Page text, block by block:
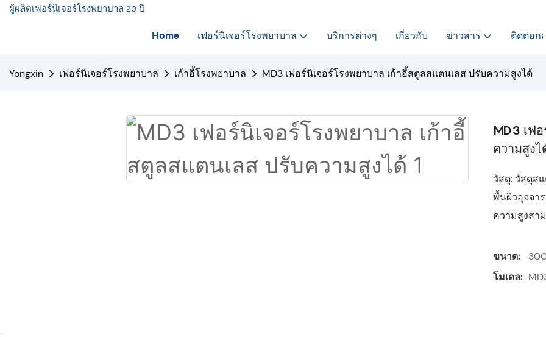
ผู้ผลิตเฟอร์นิเจอร์โรงพยาบาล 20 ปี
Home เฟอร์นิเจอร์โรงพยาบาล บริการต่างๆ เกี่ยวกับ ข่าวสาร ติดต่อก
Yongxin เฟอร์นิเจอร์โรงพยาบาล เก้าอี้โรงพยาบาล MD3 เฟอร์นิเจอร์โรงพยาบาล เก้าอี้สตูลสแตนเลส ปรับความสูงได้
MD3 เฟ
ความสูงไ
วัสดุ: วัสดุส
พื้นผิวอุจจา
ความสูงสา
ขนาด:
โมเดล: